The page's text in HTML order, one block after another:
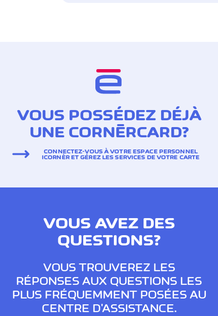
VOUS POSSÉDEZ DÉJÀ
UNE CORNÈRCARD?
CONNECTEZ-VOUS À VOTRE ESPACE PERSONNEL
ICORNÈR ET GÉREZ LES SERVICES DE VOTRE CARTE
VOUS AVEZ DES
QUESTIONS?
VOUS TROUVEREZ LES
RÉPONSES AUX QUESTIONS LES
PLUS FRÉQUEMMENT POSÉES AU
CENTRE D'ASSISTANCE.